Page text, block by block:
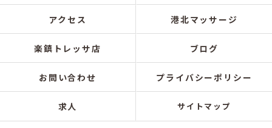
アクセス 港北マッサージ
楽鎮トレッサ店 ブログ
お問い合わせ プライバシーポリシー
求人 サイトマップ